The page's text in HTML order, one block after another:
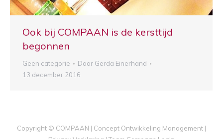
Ook bij COMPAAN is de kersttijd
begonnen
Geen categorie Door Gerda Einerhand
13 december 2016
Copyright © COMPAAN | Concept Ontwikkeling Management |